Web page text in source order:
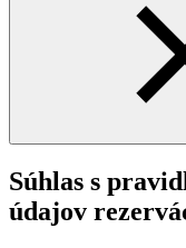
Súhlas s
údajov